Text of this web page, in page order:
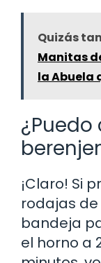
Quizás
Manitas
la Abuela
¡Claro! Si
rodajas
bandeja
el horno a